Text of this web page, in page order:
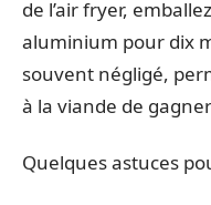
de l’air fryer,
aluminium pour dix
souvent négligé,
à la viande de
Quelques astuces